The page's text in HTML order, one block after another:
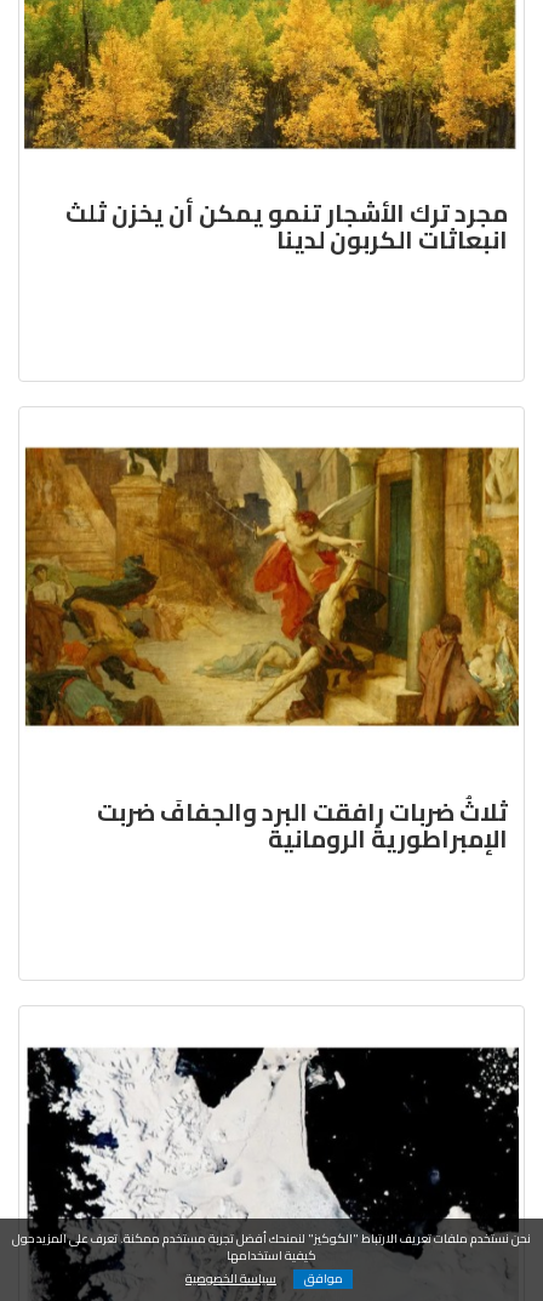
مجرد ترك الأشجار تنمو يمكن أن يخزن ثلث
انبعاثات الكربون لدينا
ثلاثُ ضربات رافقت البرد والجفافَ ضربت
الإمبراطوريةَ الرومانية
نحن نستخدم ملفات تعريف الارتباط "الكوكيز" لنمنحك أفضل تجربة مستخدم ممكنة. تعرف على المزيد حول
كيفية استخدامها
موافق
سياسة الخصوصية